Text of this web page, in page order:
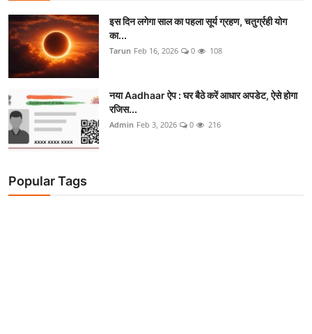
इस दिन लगेगा साल का पहला सूर्य ग्रहण, चतुर्ग्रही योग
का...
Tarun Feb 16, 2026 0 108
नया Aadhaar ऐप : घर बैठे करें आधार अपडेट, ऐसे होगा
रजिस...
Admin Feb 3, 2026 0 216
Popular Tags